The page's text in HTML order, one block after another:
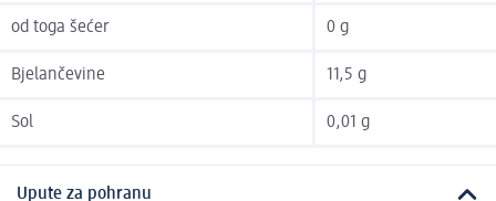
od toga šećer 0 g
Bjelančevine 11,5 g
Sol 0,01 g
Upute za pohranu